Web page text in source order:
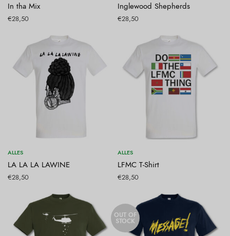
In tha Mix
€28,50
Inglewood Shepherds
€28,50
ALLES
LA LA LA LAWINE
€28,50
ALLES
LFMC T-Shirt
€28,50
OUT OF
STOCK